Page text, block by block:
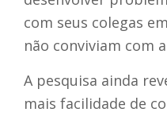
com seus colegas
não conviviam com
A pesquisa ainda
mais facilidade de